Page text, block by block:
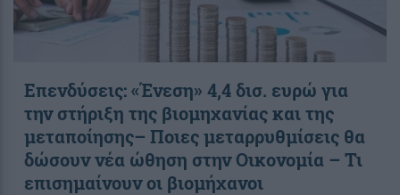
Επενδύσεις: «Ένεση» 4,4 δισ. ευρώ για
την στήριξη της βιομηχανίας και της
μεταποίησης– Ποιες μεταρρυθμίσεις θα
δώσουν νέα ώθηση στην Οικονομία – Τι
επισημαίνουν οι βιομήχανοι